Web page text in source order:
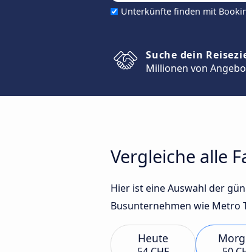
Unterkünfte finden mit
Suche dein
Millionen von
Vergleiche alle
Hier ist eine Auswahl der
Busunternehmen wie Metro
Heute